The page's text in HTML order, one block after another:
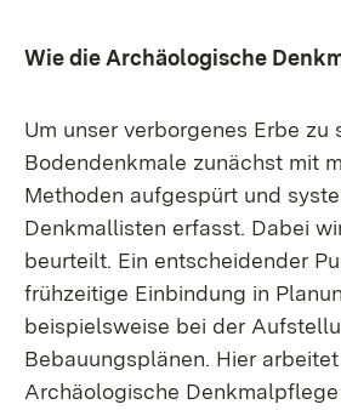
Wie die Archäologische
Um unser verborgenes Erbe zu
Bodendenkmale zunächst mit
Methoden aufgespürt und
Denkmallisten erfasst. Dabei
beurteilt. Ein entscheidender
frühzeitige Einbindung in
beispielsweise bei der
Bebauungsplänen. Hier
Archäologische